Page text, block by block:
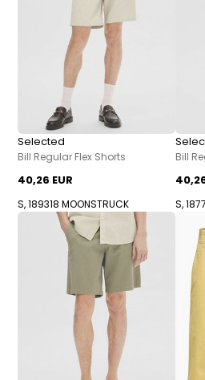
Selected
Bill Regular Flex Shorts
40,26 EUR
S, 189318 MOONSTRUCK
Bill
S,